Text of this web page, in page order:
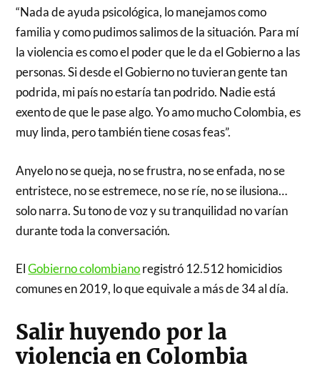
“Nada de ayuda psicológica, lo manejamos como
familia y como pudimos salimos de la situación. Para mí
la violencia es como el poder que le da el Gobierno a las
personas. Si desde el Gobierno no tuvieran gente tan
podrida, mi país no estaría tan podrido. Nadie está
exento de que le pase algo. Yo amo mucho Colombia, es
muy linda, pero también tiene cosas feas”.
Anyelo no se queja, no se frustra, no se enfada, no se
entristece, no se estremece, no se ríe, no se ilusiona…
solo narra. Su tono de voz y su tranquilidad no varían
durante toda la conversación.
ElGobierno colombianoregistró 12.512 homicidios
comunes en 2019, lo que equivale a más de 34 al día.
Salir huyendo por la
violencia en Colombia